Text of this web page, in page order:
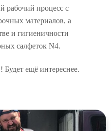
рабочий процесс с
материалов, а
и гигиеничности
салфеток N4.
ещё интереснее.